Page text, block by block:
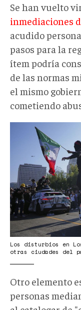
Se han vuelto
inmediaciones
acudido
pasos para la
ítem podría
de las normas
el mismo
cometiendo
Protestas
Los disturbios en
otras ciudades del
Otro elemento
personas